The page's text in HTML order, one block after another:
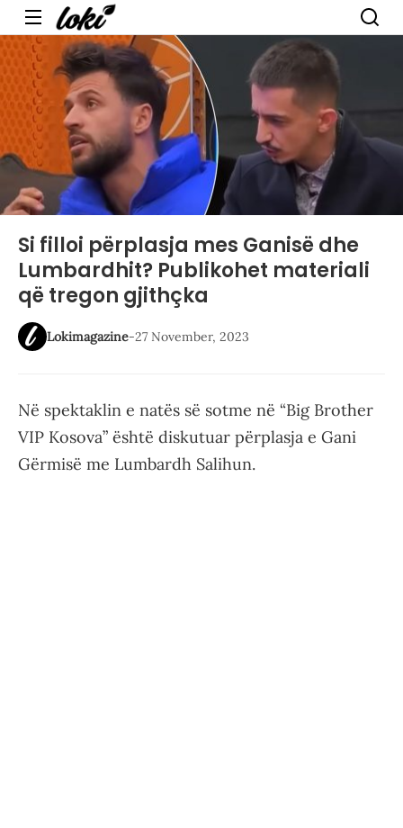
Menu
Si filloi përplasja mes Ganisë dhe
Lumbardhit? Publikohet materiali
që tregon gjithçka
Lokimagazine-27 November, 2023
Në spektaklin e natës së sotme në “Big Brother
VIP Kosova” është diskutuar përplasja e Gani
Gërmisë me Lumbardh Salihun.